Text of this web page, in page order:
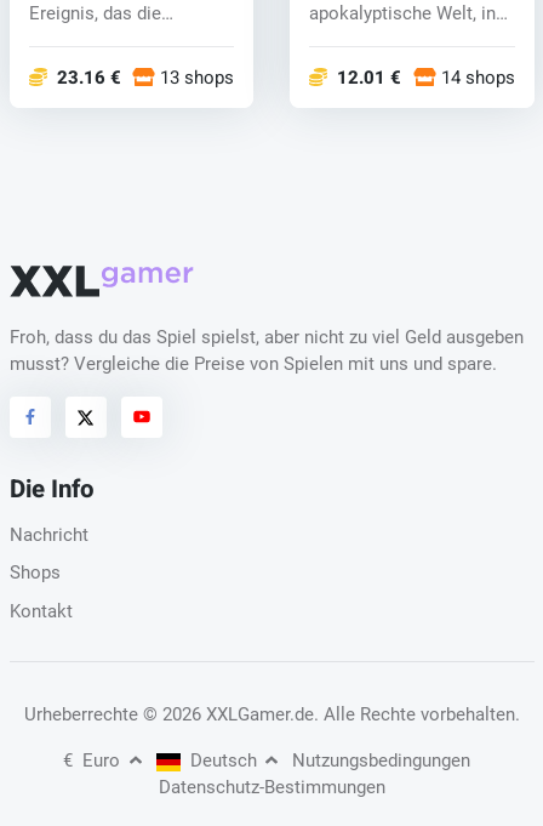
Ereignis, das die
23.16 € 13 shops
apokalyptische Welt, in
12.01 € 14 shops
Froh, dass du das Spiel spielst, aber nicht zu viel Geld ausgeben
musst? Vergleiche die Preise von Spielen mit uns und spare.
Die Info
Nachricht
Shops
Kontakt
Urheberrechte © 2026 XXLGamer.de. Alle Rechte vorbehalten.
€ Euro Deutsch
Nutzungsbedingungen
Datenschutz-Bestimmungen